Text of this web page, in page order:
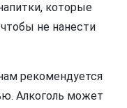
которые
не нанести
рекомендуется
Алкоголь может